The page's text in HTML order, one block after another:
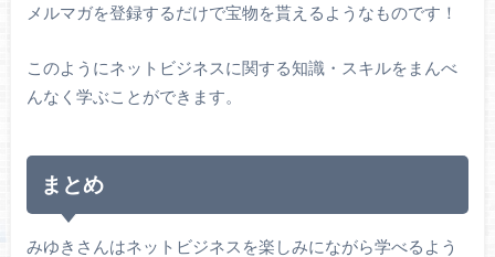
メルマガを登録するだけで宝物を貰えるようなものです！
このようにネットビジネスに関する知識・スキルをまんべ
んなく学ぶことができます。
まとめ
みゆきさんはネットビジネスを楽しみにながら学べるよう